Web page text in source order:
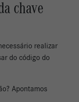
chave
realizar
do código do
Apontamos